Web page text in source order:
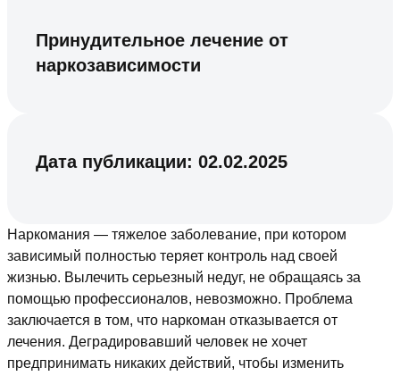
Принудительное лечение от
наркозависимости
Дата публикации: 02.02.2025
Наркомания — тяжелое заболевание, при котором
зависимый полностью теряет контроль над своей
жизнью. Вылечить серьезный недуг, не обращаясь за
помощью профессионалов, невозможно. Проблема
заключается в том, что наркоман отказывается от
лечения. Деградировавший человек не хочет
предпринимать никаких действий, чтобы изменить